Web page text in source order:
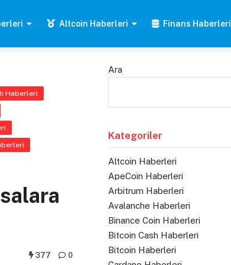
Altcoin Haberleri Finans Haberleri
Haberleri
377 0
Ara
Kategoriler
Altcoin Haberleri
ApeCoin Haberleri
Arbitrum Haberleri
Avalanche Haberleri
Binance Coin Haberleri
Bitcoin Cash Haberleri
Bitcoin Haberleri